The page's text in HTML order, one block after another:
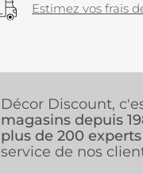
Estimez vos frais
Décor Discount,
magasins depuis
plus de 200 experts
service de nos